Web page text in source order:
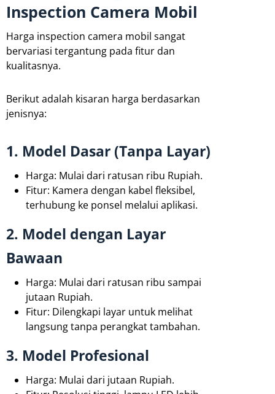
Inspection Camera Mobil
Harga inspection camera mobil sangat
bervariasi tergantung pada fitur dan
kualitasnya.
Berikut adalah kisaran harga berdasarkan
jenisnya:
1. Model Dasar (Tanpa Layar)
Harga: Mulai dari ratusan ribu Rupiah.
Fitur: Kamera dengan kabel fleksibel,
terhubung ke ponsel melalui aplikasi.
2. Model dengan Layar
Bawaan
Harga: Mulai dari ratusan ribu sampai
jutaan Rupiah.
Fitur: Dilengkapi layar untuk melihat
langsung tanpa perangkat tambahan.
3. Model Profesional
Harga: Mulai dari jutaan Rupiah.